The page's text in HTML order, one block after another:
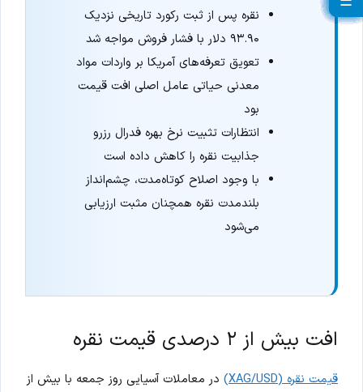
نقره پس از ثبت رکورد تاریخی نزدیک
۹۳.۹۰ دلار با فشار فروش مواجه شد
تعویق تعرفه‌های آمریکا بر واردات مواد
معدنی حیاتی عامل اصلی افت قیمت
بود
انتظارات تثبیت نرخ بهره فدرال رزرو
جذابیت نقره را کاهش داده است
با وجود اصلاح کوتاه‌مدت، چشم‌انداز
بلندمدت نقره همچنان مثبت ارزیابی
می‌شود
افت بیش از ۲ درصدی قیمت نقره
قیمت نقره (XAG/USD)
در معاملات آسیایی روز جمعه با بیش از